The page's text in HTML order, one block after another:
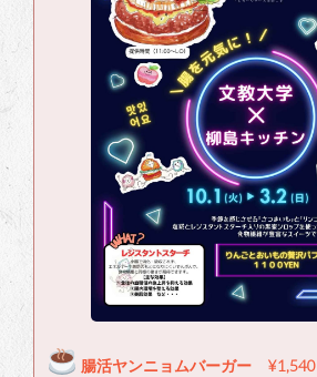
腸活ヤンニョムバーガー ¥1,540